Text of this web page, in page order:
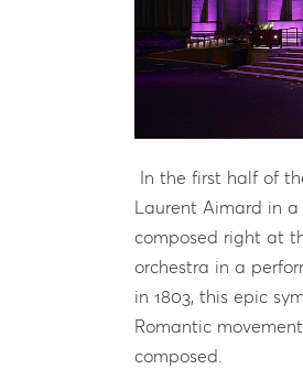
In the first half of
Laurent Aimard in a
composed right at
orchestra in a
in 1803, this epic
Romantic
composed.